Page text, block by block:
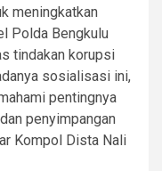
meningkatkan
Polda Bengkulu
tindakan korupsi
sosialisasi ini,
pentingnya
penyimpangan
Kompol Dista Nali